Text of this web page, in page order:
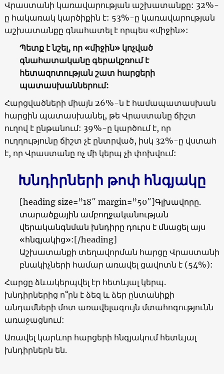
Վրաստանի կառավարության աշխատանքը: 32%-
ը հակառակ կարծիքին է: 53%-ը կառավարության
աշխատանքը գնահատել է որպես «միջին»:
Պետք է նշել, որ «միջին» կոչված
գնահատականը գերակշռում է
հետազոտության շատ հարցերի
պատասխաններում:
Հարցվածների միայն 26%-ն է համապատասխան
հարցին պատասխանել, թե Վրաստանը ճիշտ
ուղով է ընթանում: 39%-ը կարծում է, որ
ուղղությունը ճիշտ չէ ընտրված, իսկ 32%-ը վստահ
է, որ Վրաստանը ոչ մի կերպ չի փոխվում:
Խնդիրների թոփ հնգյակը
[heading size=”18″ margin=”50″]Գլխավորը.
տարածքային ամբողջականության
վերականգնման խնդիրը դուրս է մնացել այս
«հնգյակից»:[/heading]
Աշխատանքի տեղավորման հարցը Վրաստանի
բնակիչների համար առավել ցավոտն է(54%):
Հարցը ձևակերպվել էր հետևյալ կերպ.
խնդիրներից ո՞րն է ձեզ և ձեր ընտանիքի
անդամների մոտ առավելագույն մտահոգությունն
առաջացնում:
Առավել կարևոր հարցերի հնգյակում հետևյալ
խնդիրներն են.